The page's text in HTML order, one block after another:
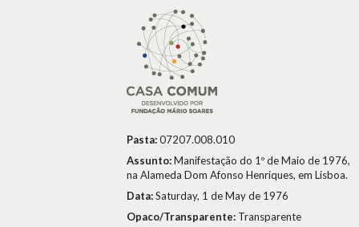
Pasta:07207.008.010
Assunto:Manifestação do 1º de Maio de 1976,
na Alameda Dom Afonso Henriques, em Lisboa.
Data:Saturday, 1 de May de 1976
Opaco/Transparente: Transparente